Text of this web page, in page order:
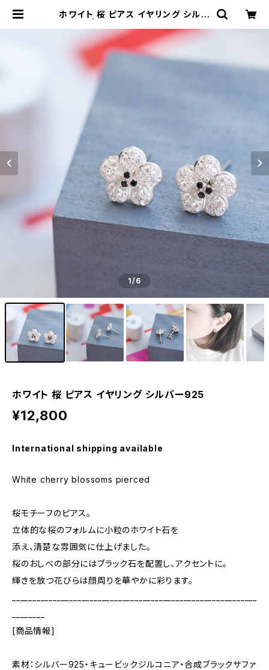
ホワイト 桜 ピアス イヤリング シルバ
-jewelry) レディース メンズ アクセ
サリー ネックレス ピアス 指輪 ギフト
1/6
ホワイト 桜 ピアス イヤリング シルバー925
¥12,800
International shipping available
White cherry blossoms pierced
桜モチーフのピアス。
立体的な桜のフォルムに小粒のホワイト石を
添え、清楚な雰囲気に仕上げました。
桜のおしべの部分にはブラック石を配置し、アクセントに。
輝きを放つ花びらは顔周りを華やかに彩ります。
[商品情報]
素材：シルバー925・キュービックジルコニア・合成ブラックサファ